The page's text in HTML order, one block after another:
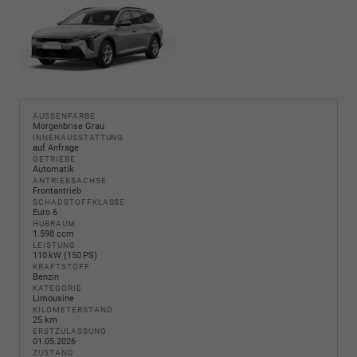
AUSSENFARBE
Morgenbrise Grau
INNENAUSSTATTUNG
auf Anfrage
GETRIEBE
Automatik
ANTRIEBSACHSE
Frontantrieb
SCHADSTOFFKLASSE
Euro 6
HUBRAUM
1.598 ccm
LEISTUNG
110 kW (150 PS)
KRAFTSTOFF
Benzin
KATEGORIE
Limousine
KILOMETERSTAND
25 km
ERSTZULASSUNG
01.05.2026
ZUSTAND